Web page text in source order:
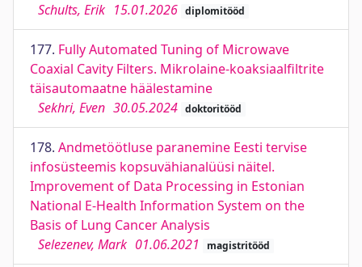
Schults, Erik 15.01.2026 diplomitööd
177. Fully Automated Tuning of Microwave
Coaxial Cavity Filters. Mikrolaine-koaksiaalfiltrite
täisautomaatne häälestamine
Sekhri, Even 30.05.2024 doktoritööd
178. Andmetöötluse paranemine Eesti tervise
infosüsteemis kopsuvähianalüüsi näitel.
Improvement of Data Processing in Estonian
National E-Health Information System on the
Basis of Lung Cancer Analysis
Selezenev, Mark 01.06.2021 magistritööd